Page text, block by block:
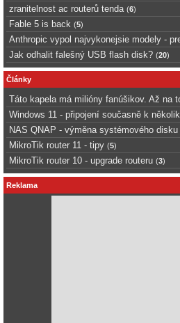
zranitelnost ac routerů tenda (6)
Fable 5 is back (5)
Anthropic vypol najvykonejsie modely -
Jak odhalit falešný USB flash disk? (20)
Články
Táto kapela má milióny fanúšikov. Až na
Windows 11 - připojení současně k
NAS QNAP - výměna systémového disku
MikroTik router 11 - tipy (5)
MikroTik router 10 - upgrade routeru (3)
Reklama